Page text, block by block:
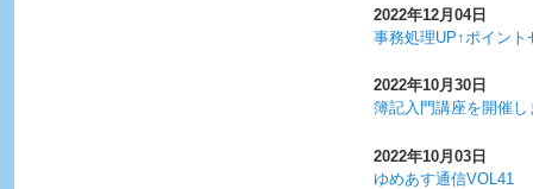
2022年12月04日
事務処理UP↑ポイン
2022年10月30日
簿記入門講座を開催し
2022年10月03日
ゆめあす通信VOL41